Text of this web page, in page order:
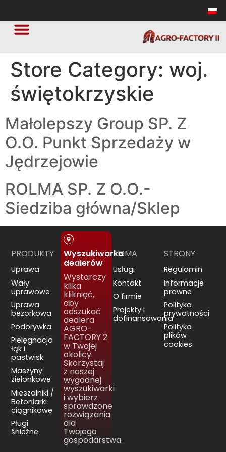
Store Category: woj.
świętokrzyskie
Małolepszy Group SP. Z
O.O. Punkt Sprzedaży w
Jędrzejowie
ROLMA SP. Z O.O.-
Siedziba główna/Sklep
FIRMA
Usługi
Kontakt
O firmie
Projekty i
dofinansowania
STRONY
Regulamin
Informacje
prawne
Polityka
prywatności
Polityka
plików
cookies
PRODUKTY
Uprawa
Wały
uprawowe
Uprawa
bezorkowa
Podorywka
Pielęgnacja
łąk i
pastwisk
Maszyny
zielonkowe
Mieszalniki /
Betoniarki
ciągnikowe
Pługi
śnieżne
Wyszukiwarka
dealerów
Wystarczy
kilka
kliknięć,
aby
odszukać
dealera
AGRO-
FACTORY 2
w Twojej
okolicy.
Skorzystaj
z naszej
wygodnej
wyszukiwarki
i wybierz
sprawdzone
rozwiązania
dla
Twojego
gospodarstwa.